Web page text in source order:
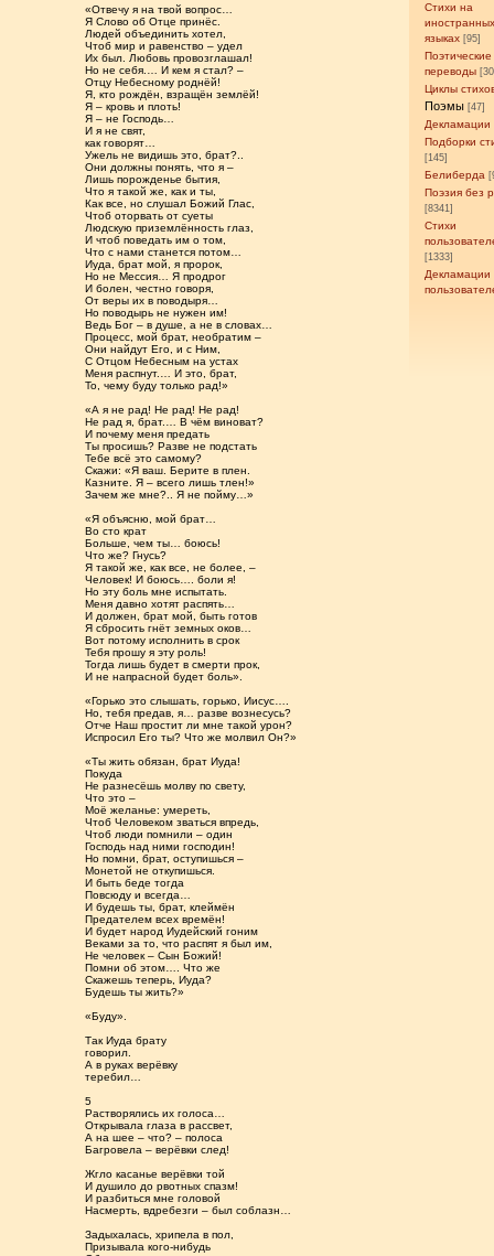
Стихи на
языках [95]
Поэтические
переводы
Циклы
Поэмы [47]
Декламации
Подборки
[145]
Белиберда
Поэзия без
[8341]
Стихи
[1333]
Декламации
«Отвечу я на твой вопрос…
Я Слово об Отце принёс.
Людей объединить хотел,
Чтоб мир и равенство – удел
Их был. Любовь провозглашал!
Но не себя.… И кем я стал? –
Отцу Небесному роднёй!
Я, кто рождён, взращён землёй!
Я – кровь и плоть!
Я – не Господь…
И я не свят,
как говорят…
Ужель не видишь это, брат?..
Они должны понять, что я –
Лишь порожденье бытия,
Что я такой же, как и ты,
Как все, но слушал Божий Глас,
Чтоб оторвать от суеты
Людскую приземлённость глаз,
И чтоб поведать им о том,
Что с нами станется потом…
Иуда, брат мой, я пророк,
Но не Мессия… Я продрог
И болен, честно говоря,
От веры их в поводыря…
Но поводырь не нужен им!
Ведь Бог – в душе, а не в словах…
Процесс, мой брат, необратим –
Они найдут Его, и с Ним,
С Отцом Небесным на устах
Меня распнут.… И это, брат,
То, чему буду только рад!»
«А я не рад! Не рад! Не рад!
Не рад я, брат.… В чём виноват?
И почему меня предать
Ты просишь? Разве не подстать
Тебе всё это самому?
Скажи: «Я ваш. Берите в плен.
Казните. Я – всего лишь тлен!»
Зачем же мне?.. Я не пойму…»
«Я объясню, мой брат…
Во сто крат
Больше, чем ты… боюсь!
Что же? Гнусь?
Я такой же, как все, не более, –
Человек! И боюсь…. боли я!
Но эту боль мне испытать.
Меня давно хотят распять…
И должен, брат мой, быть готов
Я сбросить гнёт земных оков…
Вот потому исполнить в срок
Тебя прошу я эту роль!
Тогда лишь будет в смерти прок,
И не напрасной будет боль».
«Горько это слышать, горько, Иисус….
Но, тебя предав, я… разве вознесусь?
Отче Наш простит ли мне такой урон?
Испросил Его ты? Что же молвил Он?»
«Ты жить обязан, брат Иуда!
Покуда
Не разнесёшь молву по свету,
Что это –
Моё желанье: умереть,
Чтоб Человеком зваться впредь,
Чтоб люди помнили – один
Господь над ними господин!
Но помни, брат, оступишься –
Монетой не откупишься.
И быть беде тогда
Повсюду и всегда…
И будешь ты, брат, клеймён
Предателем всех времён!
И будет народ Иудейский гоним
Веками за то, что распят я был им,
Не человек – Сын Божий!
Помни об этом…. Что же
Скажешь теперь, Иуда?
Будешь ты жить?»
«Буду».
Так Иуда брату
говорил.
А в руках верёвку
теребил…
5
Растворялись их голоса…
Открывала глаза в рассвет,
А на шее – что? – полоса
Багровела – верёвки след!
Жгло касанье верёвки той
И душило до рвотных спазм!
И разбиться мне головой
Насмерть, вдребезги – был соблазн…
Задыхалась, хрипела в пол,
Призывала кого-нибудь